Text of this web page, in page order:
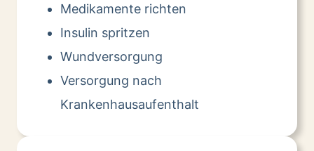
Medikamente richten
Insulin spritzen
Wundversorgung
Versorgung nach
Krankenhausaufenthalt